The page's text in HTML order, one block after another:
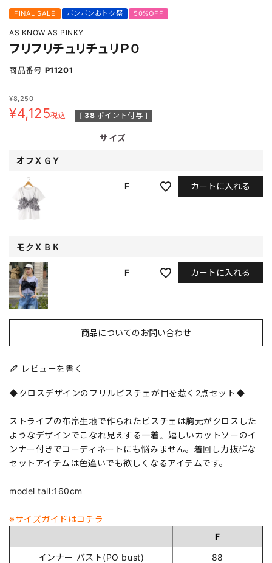
FINAL SALE ボンボンおトク祭 50%OFF
AS KNOW AS PINKY
フリフリチュリチュリＰＯ
商品番号 P11201
¥8,250
¥4,125税込 [ 38 ポイント付与 ]
サイズ
オフＸＧＹ
F カートに入れる
モクＸＢＫ
F カートに入れる
商品についてのお問い合わせ
レビューを書く
◆クロスデザインのフリルビスチェが目を惹く2点セット◆
ストライプの布帛生地で作られたビスチェは胸元がクロスした
ようなデザインでこなれ見えする一着。嬉しいカットソーのイ
ンナー付きでコーディネートにも悩みません。着回し力抜群な
セットアイテムは色違いでも欲しくなるアイテムです。
model tall:160cm
※サイズガイドはコチラ
F
インナー バスト(PO bust)
88